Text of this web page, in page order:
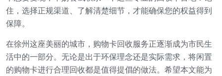
住，选择正规渠道、了解清楚细节，才能确保您的权益得到
保障。
在徐州这座美丽的城市，购物卡回收服务正逐渐成为市民生
活中的一部分。无论是出于环保理念还是实际需求，将闲置
的购物卡进行合理回收都是值得提倡的做法。希望本文能为